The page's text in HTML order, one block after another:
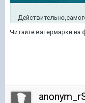
Читайте ватермарки на